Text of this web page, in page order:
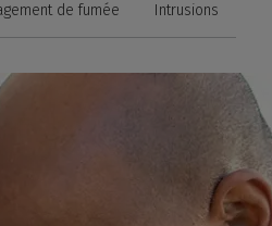
de fumée Intrusions